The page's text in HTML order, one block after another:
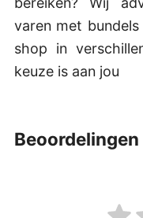
varen met
shop in
keuze is aan jou
beoordelingen